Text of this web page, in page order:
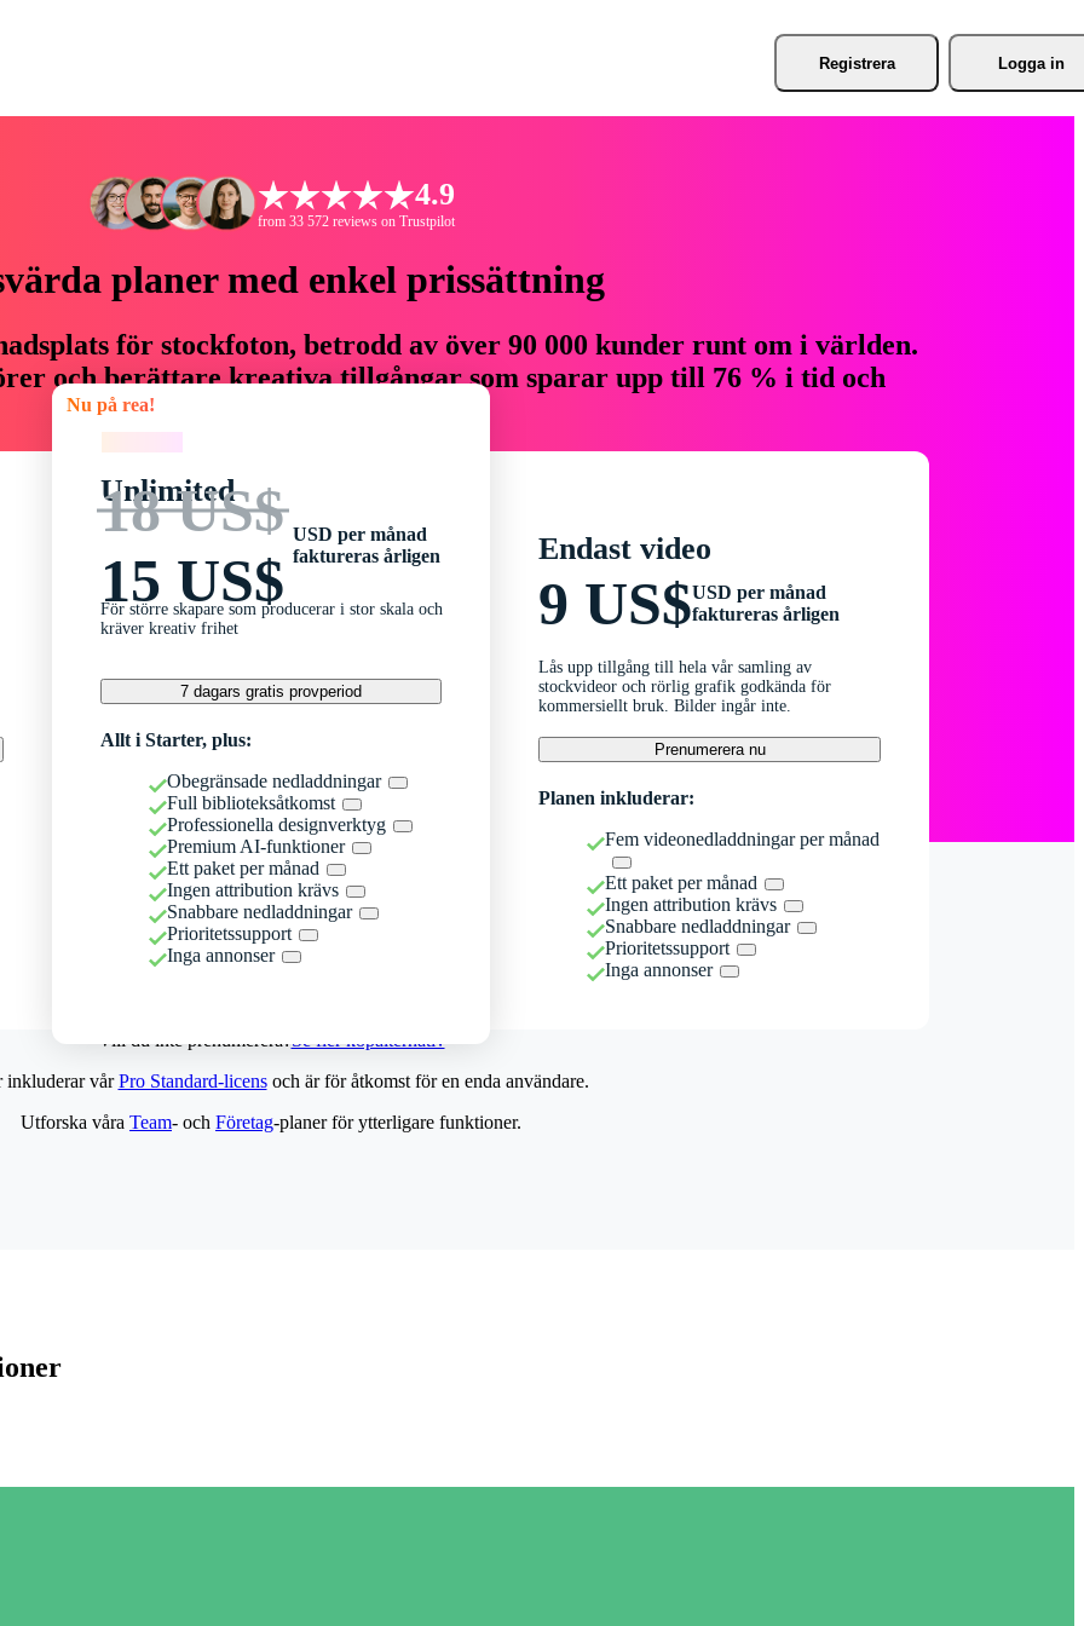
Registrera Logga in
4.9
from 33 572 reviews on Trustpilot
planer med enkel prissättning
för stockfoton, betrodd av över 90 000 kunder runt om i världen.
och berättare kreativa tillgångar som sparar upp till 76 % i tid och
Nu på rea!
Unlimited
18 US$
15 US$
USD per månad
faktureras årligen
För större skapare som producerar i stor skala och
kräver kreativ frihet
7 dagars gratis provperiod
Allt i Starter, plus:
Obegränsade nedladdningar
Full biblioteksåtkomst
Professionella designverktyg
Premium AI-funktioner
Ett paket per månad
Ingen attribution krävs
Snabbare nedladdningar
Prioritetssupport
Inga annonser
Endast video
9 US$USD per månad
faktureras årligen
Lås upp tillgång till hela vår samling av
stockvideor och rörlig grafik godkända för
kommersiellt bruk. Bilder ingår inte.
Prenumerera nu
Planen inkluderar:
Fem videonedladdningar per månad
Ett paket per månad
Ingen attribution krävs
Snabbare nedladdningar
Prioritetssupport
Inga annonser
Vill du inte prenumerera?Se fler köpalternativ
inkluderar vårPro Standard-licensoch är för åtkomst för en enda användare.
Utforska våra Team- och Företag-planer för ytterligare funktioner.